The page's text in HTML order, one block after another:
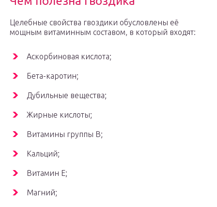
Целебные свойства гвоздики обусловлены её
мощным витаминным составом, в который входят:
Аскорбиновая кислота;
Бета-каротин;
Дубильные вещества;
Жирные кислоты;
Витамины группы В;
Кальций;
Витамин Е;
Магний;